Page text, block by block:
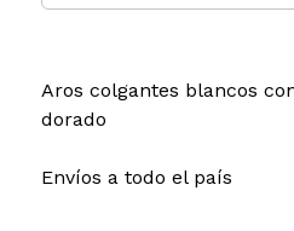
Aros colgantes blancos
dorado
Envíos a todo el país